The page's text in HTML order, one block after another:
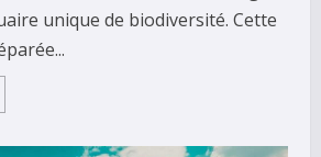
unique de biodiversité. Cette